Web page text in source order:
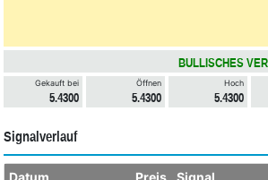
BULLISCHES
Gekauft bei
5.4300
Öffnen
5.4300
Hoch
5.4300
Signalverlauf
Datum Preis Signal